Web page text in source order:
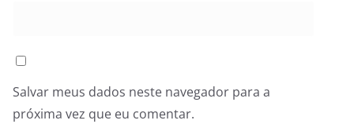
Salvar meus dados neste navegador para a
próxima vez que eu comentar.